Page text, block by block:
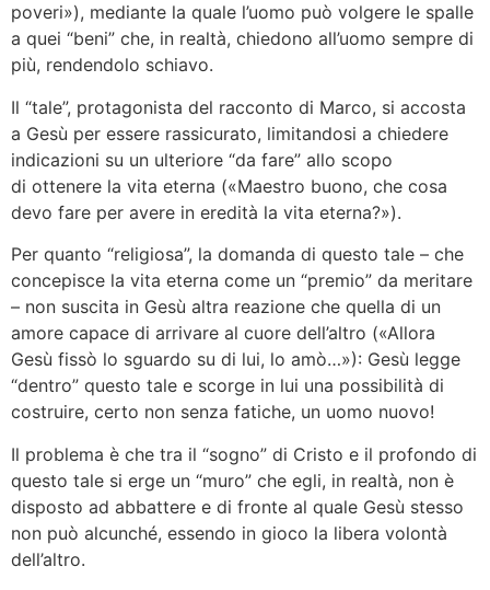
poveri»), mediante la quale l’uomo può volgere le spalle
a quei “beni” che, in realtà, chiedono all’uomo sempre di
più, rendendolo schiavo.
Il “tale”, protagonista del racconto di Marco, si accosta
a Gesù per essere rassicurato, limitandosi a chiedere
indicazioni su un ulteriore “da fare” allo scopo
di ottenere la vita eterna («Maestro buono, che cosa
devo fare per avere in eredità la vita eterna?»).
Per quanto “religiosa”, la domanda di questo tale – che
concepisce la vita eterna come un “premio” da meritare
– non suscita in Gesù altra reazione che quella di un
amore capace di arrivare al cuore dell’altro («Allora
Gesù fissò lo sguardo su di lui, lo amò…»): Gesù legge
“dentro” questo tale e scorge in lui una possibilità di
costruire, certo non senza fatiche, un uomo nuovo!
Il problema è che tra il “sogno” di Cristo e il profondo di
questo tale si erge un “muro” che egli, in realtà, non è
disposto ad abbattere e di fronte al quale Gesù stesso
non può alcunché, essendo in gioco la libera volontà
dell’altro.